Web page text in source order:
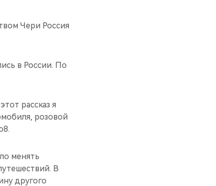
Чери Россия
в России. По
рассказ я
розовой
менять
В
другого